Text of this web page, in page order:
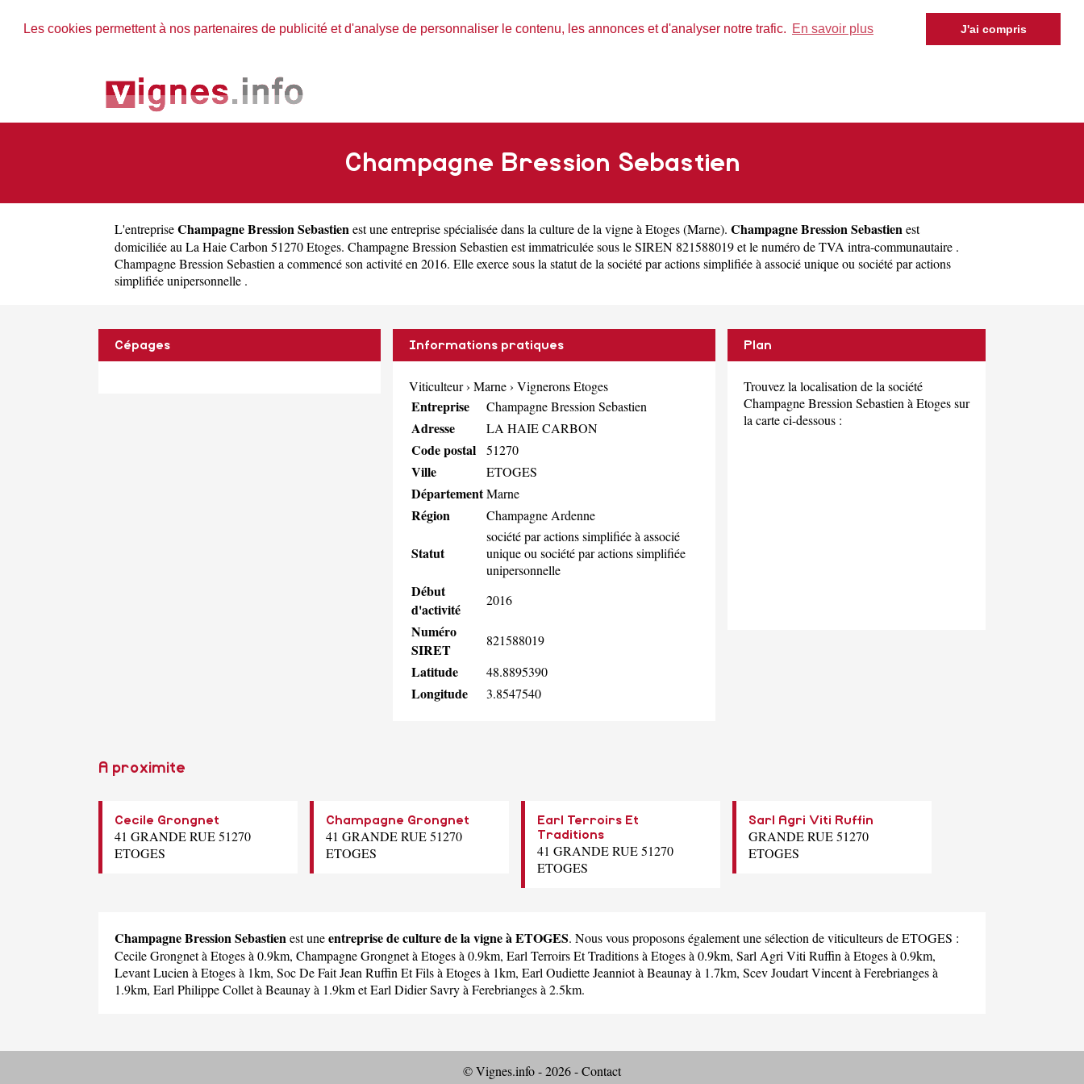
Les cookies permettent à nos partenaires de publicité et d'analyse de personnaliser le contenu, les annonces et d'analyser notre trafic. En savoir plus J'ai compris
Champagne Bression Sebastien
L'entrepriseChampagne Bression Sebastien est uneentreprise spécialisée dans la culture de la vigne à Etoges(Marne). Champagne Bression Sebastien est
domiciliée au La Haie Carbon 51270 Etoges. Champagne Bression Sebastien est immatriculée sous le SIREN 821588019 et le numéro de TVA intra-communautaire .
Champagne Bression Sebastien a commencé son activité en 2016. Elle exerce sous la statut de la société par actions simplifiée à associé unique ou société par actions
simplifiée unipersonnelle .
Cépages Informations pratiques
Viticulteur› Marne› Vignerons Etoges
Entreprise Champagne Bression Sebastien
Adresse LA HAIE CARBON
Code postal 51270
Ville ETOGES
DépartementMarne
Région Champagne Ardenne
Statut
société par actions simplifiée à associé
unique ou société par actions simplifiée
unipersonnelle
Début
d'activité
2016
Numéro
SIRET
821588019
Latitude 48.8895390
Longitude 3.8547540
Plan
Trouvez la localisation de la société
Champagne Bression Sebastien à Etoges sur
la carte ci-dessous :
A proximite
Cecile Grongnet
41 GRANDE RUE 51270
ETOGES
Champagne Grongnet
41 GRANDE RUE 51270
ETOGES
Earl Terroirs Et
Traditions
41 GRANDE RUE 51270
ETOGES
Sarl Agri Viti Ruffin
GRANDE RUE 51270
ETOGES
Champagne Bression Sebastienest uneentreprise de culture de la vigne à ETOGES. Nous vous proposons également une sélection de viticulteurs de ETOGES :
Cecile Grongnetà Etoges à 0.9km, Champagne Grongnetà Etoges à 0.9km, Earl Terroirs Et Traditionsà Etoges à 0.9km, Sarl Agri Viti Ruffinà Etoges à 0.9km,
Levant Lucienà Etoges à 1km, Soc De Fait Jean Ruffin Et Filsà Etoges à 1km, Earl Oudiette Jeanniotà Beaunay à 1.7km, Scev Joudart Vincentà Ferebrianges à
1.9km, Earl Philippe Colletà Beaunay à 1.9km etEarl Didier Savryà Ferebrianges à 2.5km.
© Vignes.info - 2026 -Contact